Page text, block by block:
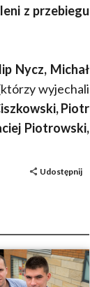
z przebiegu
Nycz, Michał
wyjechali
Piotr
Piotrowski,
Udostępnij